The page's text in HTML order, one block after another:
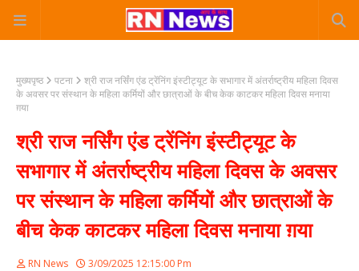
मुख्यपृष्ठ पटना
श्री राज नर्सिंग एंड ट्रेंनिंग इंस्टीट्यूट के सभागार में अंतर्राष्ट्रीय महिला दिवस
के अवसर पर संस्थान के महिला कर्मियों और छात्राओं के बीच केक काटकर महिला दिवस मनाया
ग़या
श्री राज नर्सिंग एंड ट्रेंनिंग इंस्टीट्यूट के
सभागार में अंतर्राष्ट्रीय महिला दिवस के अवसर
पर संस्थान के महिला कर्मियों और छात्राओं के
बीच केक काटकर महिला दिवस मनाया ग़या
RN News 3/09/2025 12:15:00 Pm